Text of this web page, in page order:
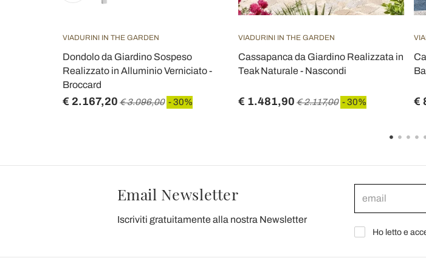
VIADURINI IN THE GARDEN
Dondolo da Giardino Sospeso
Realizzato in Alluminio Verniciato -
Broccard
€ 2.167,20 € 3.096,00 - 30%
VIADURINI IN THE GARDEN
Cassapanca da Giardino Realizzata in
Teak Naturale - Nascondi
€ 1.481,90 € 2.117,00 - 30% €
Email Newsletter
Iscriviti gratuitamente alla nostra Newsletter
Ho letto e